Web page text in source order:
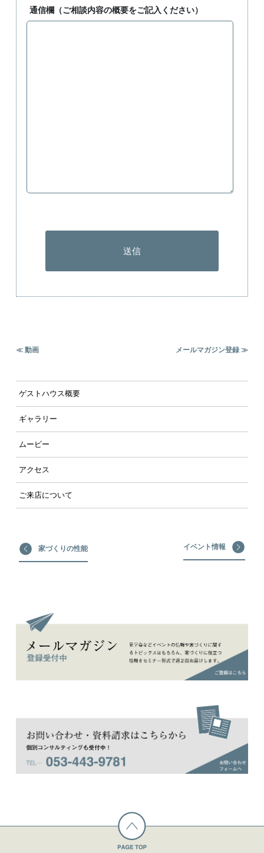
通信欄（ご相談内容の概要をご記入ください）
≪ 動画 メールマガジン登録 ≫
ゲストハウス概要
ギャラリー
ムービー
アクセス
ご来店について
家づくりの性能 イベント情報